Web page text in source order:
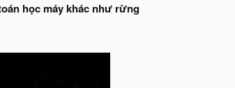
học máy khác như rừng